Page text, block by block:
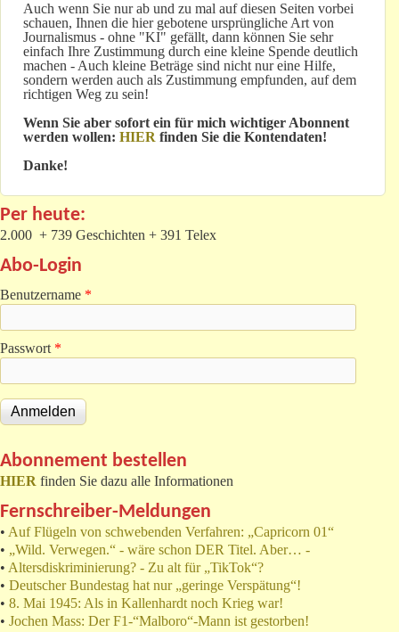
Auch wenn Sie nur ab und zu mal auf diesen Seiten vorbei
schauen, Ihnen die hier gebotene ursprüngliche Art von
Journalismus - ohne "KI" gefällt, dann können Sie sehr
einfach Ihre Zustimmung durch eine kleine Spende deutlich
machen - Auch kleine Beträge sind nicht nur eine Hilfe,
sondern werden auch als Zustimmung empfunden, auf dem
richtigen Weg zu sein!
Wenn Sie aber sofort ein für mich wichtiger Abonnent
werden wollen: HIER finden Sie die Kontendaten!
Danke!
Per heute:
2.000 + 739 Geschichten + 391 Telex
Abo-Login
Benutzername *
Passwort *
Abonnement bestellen
HIER finden Sie dazu alle Informationen
Fernschreiber-Meldungen
• Auf Flügeln von schwebenden Verfahren: „Capricorn 01“
• „Wild. Verwegen.“ - wäre schon DER Titel. Aber… -
• Altersdiskriminierung? - Zu alt für „TikTok“?
• Deutscher Bundestag hat nur „geringe Verspätung“!
• 8. Mai 1945: Als in Kallenhardt noch Krieg war!
• Jochen Mass: Der F1-“Malboro“-Mann ist gestorben!